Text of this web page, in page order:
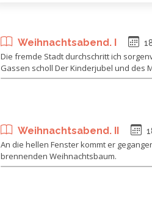
Weihnachtsabend. I
Die fremde Stadt durchschritt ich
Gassen scholl Der Kinderjubel und des
Weihnachtsabend. II
An die hellen Fenster kommt er
brennenden Weihnachtsbaum.